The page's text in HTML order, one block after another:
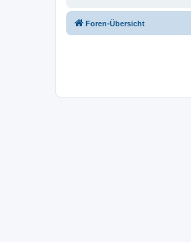
Foren-Übersicht